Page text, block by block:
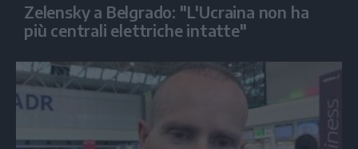
Zelensky a Belgrado: "L'Ucraina non ha
più centrali elettriche intatte"